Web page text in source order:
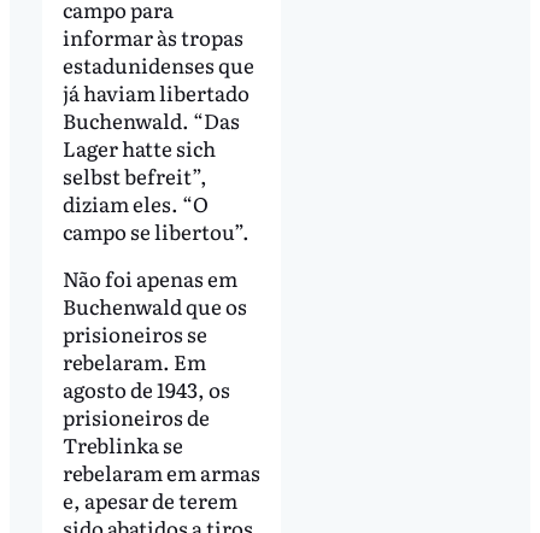
campo para
informar às tropas
estadunidenses que
já haviam libertado
Buchenwald. “Das
Lager hatte sich
selbst befreit”,
diziam eles. “O
campo se libertou”.
Não foi apenas em
Buchenwald que os
prisioneiros se
rebelaram. Em
agosto de 1943, os
prisioneiros de
Treblinka se
rebelaram em armas
e, apesar de terem